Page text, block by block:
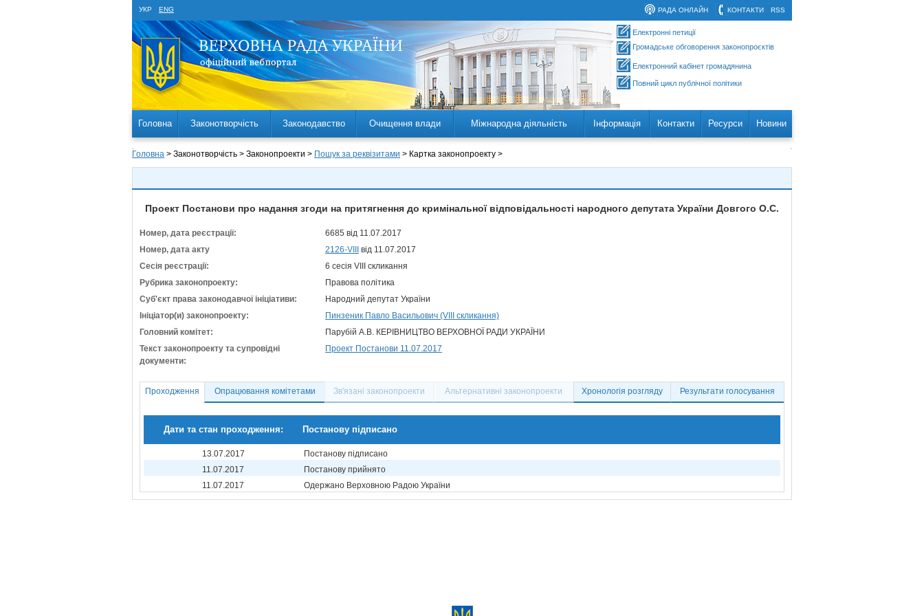
УКР ENG RSS
КОНТАКТИ
РАДА ОНЛАЙН
Електронні петиції
Громадське обговорення законопроєктів
Електронний кабінет громадянина
Повний цикл публічної політики
Головна Законотворчість Законодавство Очищення влади Міжнародна діяльність Інформація Контакти Ресурси Новини
Головна > Законотворчість > Законопроекти > Пошук за реквізитами > Картка законопроекту >
Проект Постанови про надання згоди на притягнення до кримінальної відповідальності народного депутата України Довгого О.С.
Номер, дата реєстрації:
6685 від 11.07.2017
Номер, дата акту
2126-VIII
від 11.07.2017
Сесія реєстрації:
6 сесія VIII скликання
Рубрика законопроекту:
Правова політика
Суб'єкт права законодавчої ініціативи:
Народний депутат України
Ініціатор(и) законопроекту:
Пинзеник Павло Васильович (VIII скликання)
Головний комітет:
Парубій А.В. КЕРІВНИЦТВО ВЕРХОВНОЇ РАДИ УКРАЇНИ
Текст законопроекту та супровідні
документи:
Проект Постанови 11.07.2017
Проходження Опрацювання комітетами Зв'язані законопроекти Альтернативні законопроекти Хронологія розгляду Результати голосування
Дати та стан проходження: Постанову підписано
13.07.2017
Постанову підписано
11.07.2017
Постанову прийнято
11.07.2017
Одержано Верховною Радою України